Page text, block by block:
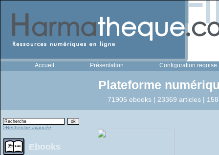
Accueil Présentation Configuration requise
Plateforme
71905 ebooks | 23369 articles |
>Recherche avancée
Ebooks